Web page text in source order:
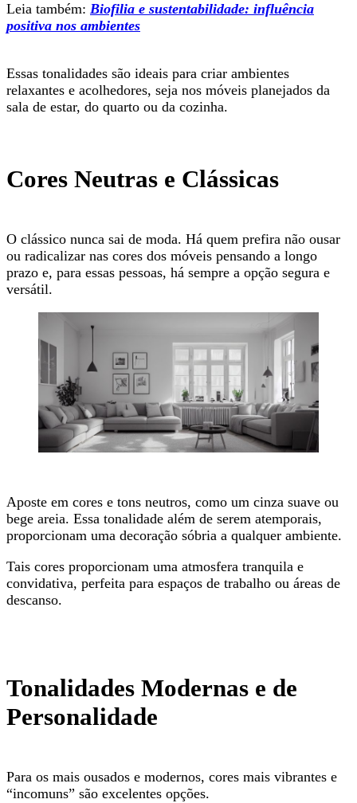
Leia também: Biofilia e sustentabilidade: influência
positiva nos ambientes
Essas tonalidades são ideais para criar ambientes
relaxantes e acolhedores, seja nos móveis planejados da
sala de estar, do quarto ou da cozinha.
Cores Neutras e Clássicas
O clássico nunca sai de moda. Há quem prefira não ousar
ou radicalizar nas cores dos móveis pensando a longo
prazo e, para essas pessoas, há sempre a opção segura e
versátil.
Aposte em cores e tons neutros, como um cinza suave ou
bege areia. Essa tonalidade além de serem atemporais,
proporcionam uma decoração sóbria a qualquer ambiente.
Tais cores proporcionam uma atmosfera tranquila e
convidativa, perfeita para espaços de trabalho ou áreas de
descanso.
Tonalidades Modernas e de
Personalidade
Para os mais ousados e modernos, cores mais vibrantes e
“incomuns” são excelentes opções.